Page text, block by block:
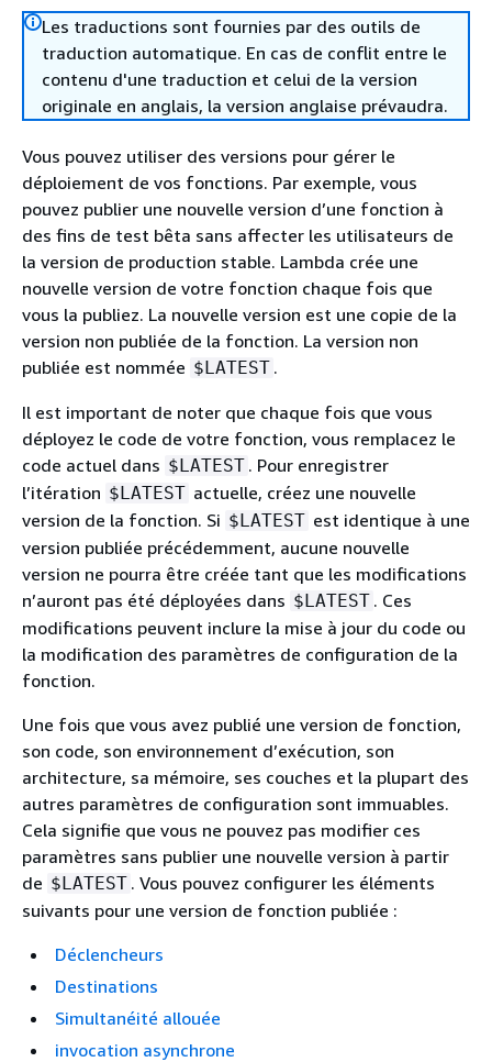
Les traductions sont fournies par des outils de
traduction automatique. En cas de conflit entre le
contenu d'une traduction et celui de la version
originale en anglais, la version anglaise prévaudra.
Vous pouvez utiliser des versions pour gérer le
déploiement de vos fonctions. Par exemple, vous
pouvez publier une nouvelle version d’une fonction à
des fins de test bêta sans affecter les utilisateurs de
la version de production stable. Lambda crée une
nouvelle version de votre fonction chaque fois que
vous la publiez. La nouvelle version est une copie de la
version non publiée de la fonction. La version non
publiée est nommée $LATEST .
Il est important de noter que chaque fois que vous
déployez le code de votre fonction, vous remplacez le
code actuel dans $LATEST . Pour enregistrer
l’itération $LATEST actuelle, créez une nouvelle
version de la fonction. Si $LATEST est identique à une
version publiée précédemment, aucune nouvelle
version ne pourra être créée tant que les modifications
n’auront pas été déployées dans $LATEST . Ces
modifications peuvent inclure la mise à jour du code ou
la modification des paramètres de configuration de la
fonction.
Une fois que vous avez publié une version de fonction,
son code, son environnement d’exécution, son
architecture, sa mémoire, ses couches et la plupart des
autres paramètres de configuration sont immuables.
Cela signifie que vous ne pouvez pas modifier ces
paramètres sans publier une nouvelle version à partir
de $LATEST . Vous pouvez configurer les éléments
suivants pour une version de fonction publiée :
Déclencheurs
Destinations
Simultanéité allouée
invocation asynchrone